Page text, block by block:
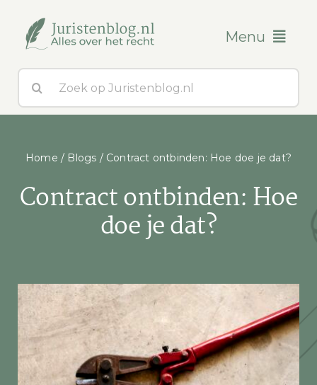
inhoud
Menu
Blogs
naar:
Home / Blogs / Contract ontbinden: Hoe doe je dat?
Contract ontbinden: Hoe
doe je dat?